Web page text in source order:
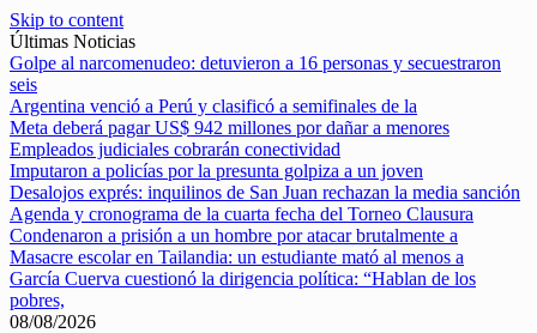
Skip to content
Últimas Noticias
Golpe al narcomenudeo: detuvieron a 16 personas y secuestraron
seis
Argentina venció a Perú y clasificó a semifinales de la
Meta deberá pagar US$ 942 millones por dañar a menores
Empleados judiciales cobrarán conectividad
Imputaron a policías por la presunta golpiza a un joven
Desalojos exprés: inquilinos de San Juan rechazan la media sanción
Agenda y cronograma de la cuarta fecha del Torneo Clausura
Condenaron a prisión a un hombre por atacar brutalmente a
Masacre escolar en Tailandia: un estudiante mató al menos a
García Cuerva cuestionó la dirigencia política: “Hablan de los
pobres,
08/08/2026